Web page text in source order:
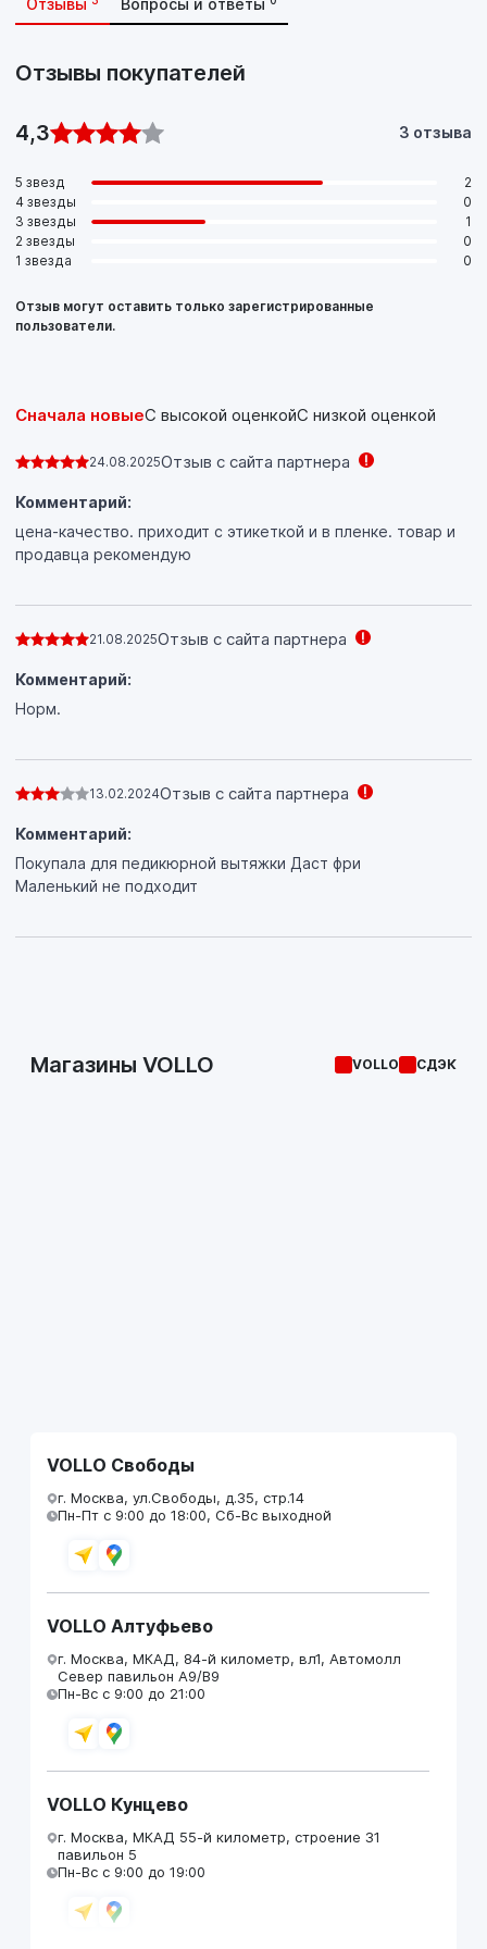
Отзывы покупателей
4,3 3 отзыва
5 звезд
2
4 звезды
0
3 звезды
1
2 звезды
0
1 звезда
0
Отзыв могут оставить только зарегистрированные
пользователи.
Сначала новыеС высокой оценкойС низкой оценкой
24.08.2025Отзыв с сайта партнера
Комментарий:
цена-качество. приходит с этикеткой и в пленке. товар и
продавца рекомендую
21.08.2025Отзыв с сайта партнера
Комментарий:
Норм.
13.02.2024Отзыв с сайта партнера
Комментарий:
Покупала для педикюрной вытяжки Даст фри
Маленький не подходит
Магазины VOLLO VOLLO СДЭК
VOLLO Свободы
г. Москва, ул.Свободы, д.35, стр.14
Пн-Пт с 9:00 до 18:00, Сб-Вс выходной
VOLLO Алтуфьево
г. Москва, МКАД, 84-й километр, вл1, Автомолл
Север павильон А9/В9
Пн-Вс с 9:00 до 21:00
VOLLO Кунцево
г. Москва, МКАД 55-й километр, строение 31
павильон 5
Пн-Вс с 9:00 до 19:00